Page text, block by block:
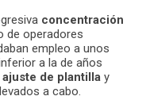
concentración
de operadores
empleo a unos
a la de años
ajuste de plantilla y
a cabo.